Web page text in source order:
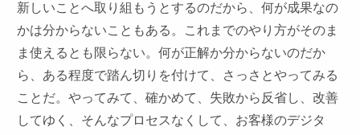
新しいことへ取り組もうとするのだから、何が成果なの
かは分からないこともある。これまでのやり方がそのま
ま使えるとも限らない。何が正解か分からないのだか
ら、ある程度で踏ん切りを付けて、さっさとやってみる
ことだ。やってみて、確かめて、失敗から反省し、改善
してゆく、そんなプロセスなくして、お客様のデジタ